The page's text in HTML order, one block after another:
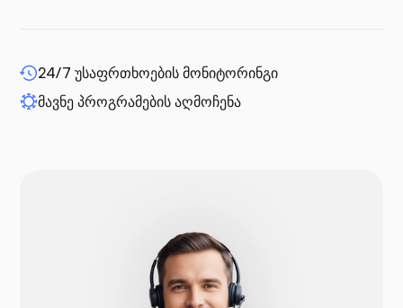
WP-გაფართოება
24/7 უსაფრთხოების მონიტორინგი
მავნე პროგრამების აღმოჩენა